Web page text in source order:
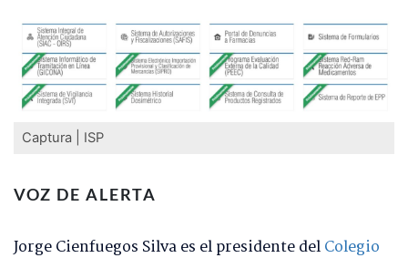
Captura | ISP
VOZ DE ALERTA
Jorge Cienfuegos Silva es el presidente delColegio